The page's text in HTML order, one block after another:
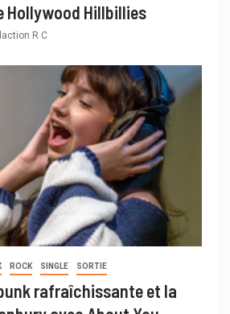
Hollywood Hillbillies
R C
ROCK SINGLE SORTIE
rafraîchissante et la